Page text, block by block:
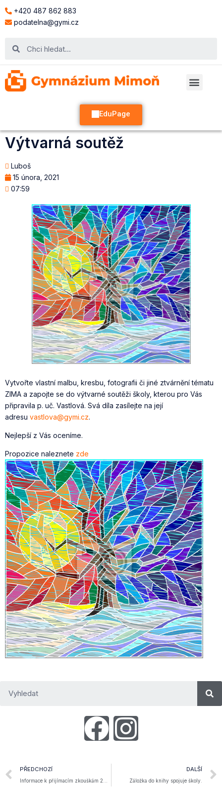
+420 487 862 883
podatelna@gymi.cz
EduPage
Výtvarná soutěž
Luboš
15 února, 2021
07:59
Vytvořte vlastní malbu, kresbu, fotografii či jiné ztvárnění tématu
ZIMA a zapojte se do výtvarné soutěži školy, kterou pro Vás
připravila p. uč. Vastlová. Svá díla zasílejte na její
adresu vastlova@gymi.cz.
Nejlepší z Vás oceníme.
Propozice naleznete zde
PŘEDCHOZÍ DALŠÍ
Záložka do knihy spojuje školy.